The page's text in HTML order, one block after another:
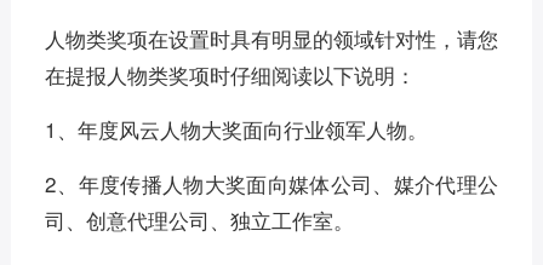
人物类奖项在设置时具有明显的领域针对性，请您
在提报人物类奖项时仔细阅读以下说明：
1、年度风云人物大奖面向行业领军人物。
2、年度传播人物大奖面向媒体公司、媒介代理公
司、创意代理公司、独立工作室。